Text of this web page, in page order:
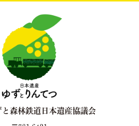
と森林鉄道日本遺産協議会